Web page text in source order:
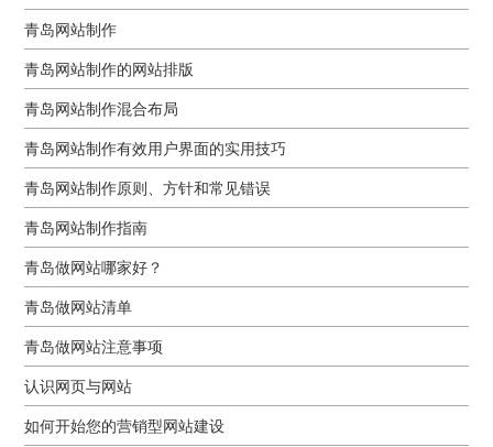
青岛网站制作
青岛网站制作的网站排版
青岛网站制作混合布局
青岛网站制作有效用户界面的实用技巧
青岛网站制作原则、方针和常见错误
青岛网站制作指南
青岛做网站哪家好？
青岛做网站清单
青岛做网站注意事项
认识网页与网站
如何开始您的营销型网站建设